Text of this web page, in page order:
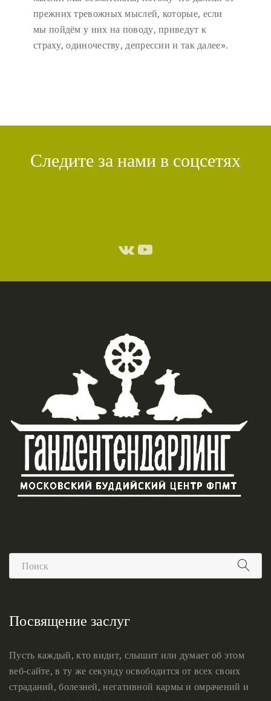
прежних тревожных мыслей, которые, если
мы пойдём у них на поводу, приведут к
страху, одиночеству, депрессии и так далее».
Следите за нами в соцсетях
Посвящение заслуг
Пусть каждый, кто видит, слышит или думает об этом
веб-сайте, в ту же секунду освободится от всех своих
страданий, болезней, негативной кармы и омрачений и